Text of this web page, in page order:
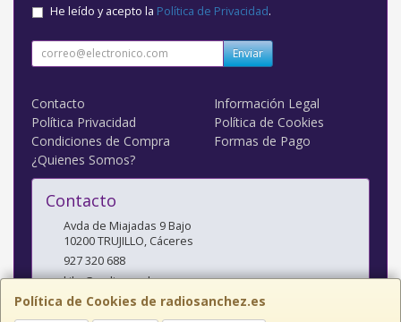
Política de Cookies de radiosanchez.es
He leído y acepto la Política de Privacidad.
Enviar
Contacto
Información Legal
Política Privacidad
Política de Cookies
Condiciones de Compra
Formas de Pago
¿Quienes Somos?
Contacto
Avda de Miajadas 9 Bajo
10200TRUJILLO, Cáceres
927 320 688
kiko@radiosanchez.com